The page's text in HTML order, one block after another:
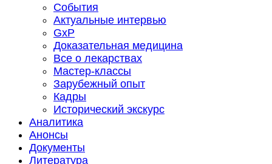
События
Актуальные интервью
GxP
Доказательная медицина
Все о лекарствах
Мастер-классы
Зарубежный опыт
Кадры
Исторический экскурс
Аналитика
Анонсы
Документы
Литература